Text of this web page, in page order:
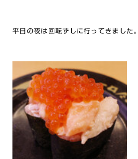
平日の夜は回転ずしに行ってきました。